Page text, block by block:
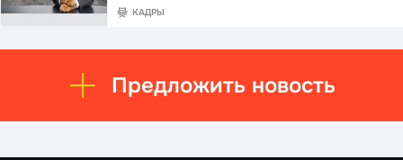
КАДРЫ
Предложить новость